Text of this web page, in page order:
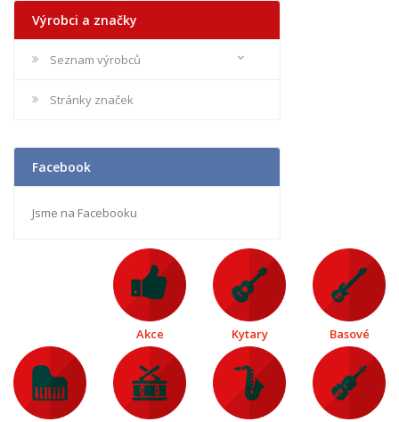
Výrobci a značky
Seznam výrobců
Stránky značek
Facebook
Jsme na Facebooku
Akce Kytary Basové